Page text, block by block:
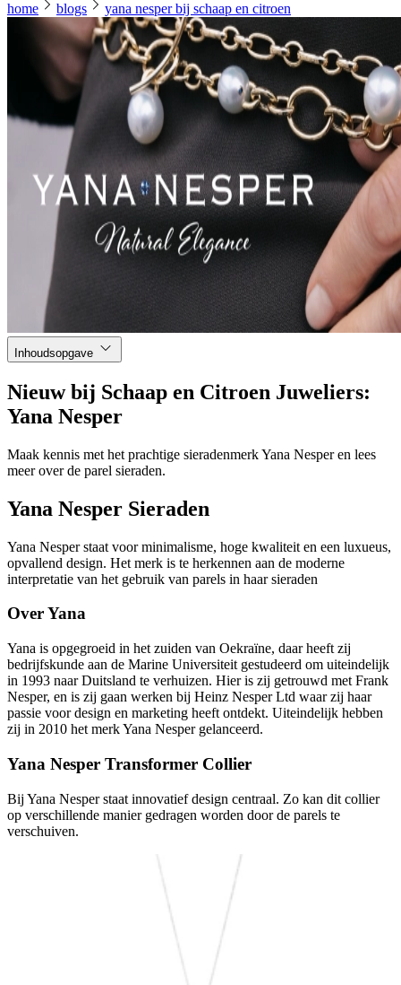
home blogs yana nesper bij schaap en citroen
Inhoudsopgave
Nieuw bij Schaap en Citroen Juweliers:
Yana Nesper
Maak kennis met het prachtige sieradenmerk Yana Nesper en lees
meer over de parel sieraden.
Yana Nesper Sieraden
Yana Nesper staat voor minimalisme, hoge kwaliteit en een luxueus,
opvallend design. Het merk is te herkennen aan de moderne
interpretatie van het gebruik van parels in haar sieraden
Over Yana
Yana is opgegroeid in het zuiden van Oekraïne, daar heeft zij
bedrijfskunde aan de Marine Universiteit gestudeerd om uiteindelijk
in 1993 naar Duitsland te verhuizen. Hier is zij getrouwd met Frank
Nesper, en is zij gaan werken bij Heinz Nesper Ltd waar zij haar
passie voor design en marketing heeft ontdekt. Uiteindelijk hebben
zij in 2010 het merk Yana Nesper gelanceerd.
Yana Nesper Transformer Collier
Bij Yana Nesper staat innovatief design centraal. Zo kan dit collier
op verschillende manier gedragen worden door de parels te
verschuiven.